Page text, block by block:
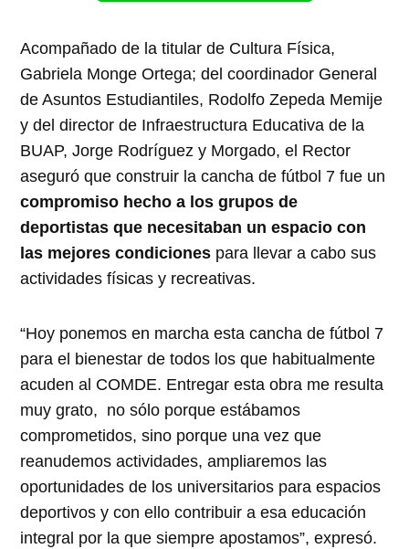
Acompañado de la titular de Cultura Física,
Gabriela Monge Ortega; del coordinador General
de Asuntos Estudiantiles, Rodolfo Zepeda Memije
y del director de Infraestructura Educativa de la
BUAP, Jorge Rodríguez y Morgado, el Rector
aseguró que construir la cancha de fútbol 7 fue un
compromiso hecho a los grupos de
deportistas que necesitaban un espacio con
las mejores condiciones para llevar a cabo sus
actividades físicas y recreativas.
“Hoy ponemos en marcha esta cancha de fútbol 7
para el bienestar de todos los que habitualmente
acuden al COMDE. Entregar esta obra me resulta
muy grato, no sólo porque estábamos
comprometidos, sino porque una vez que
reanudemos actividades, ampliaremos las
oportunidades de los universitarios para espacios
deportivos y con ello contribuir a esa educación
integral por la que siempre apostamos”, expresó.